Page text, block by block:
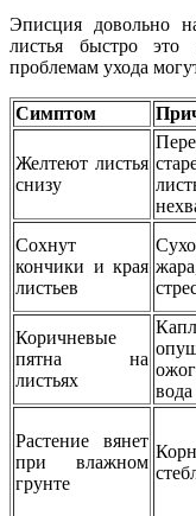
Эписция довольно
листья быстро
проблемам ухода
Симптом
Желтеют листья
снизу
Сохнут
кончики и края
листьев
Коричневые
пятна на
листьях
вода
Растение вянет
при влажном
грунте